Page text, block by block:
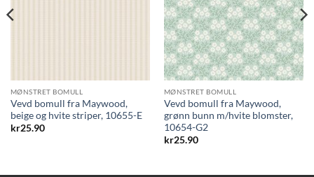
MØNSTRET BOMULL
Vevd bomull fra Maywood,
beige og hvite striper, 10655-E
kr25.90
MØNSTRET BOMULL
Vevd bomull fra Maywood,
grønn bunn m/hvite blomster,
10654-G2
kr25.90